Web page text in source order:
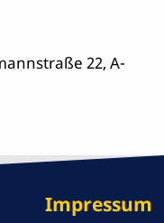
22, A-
Impressum